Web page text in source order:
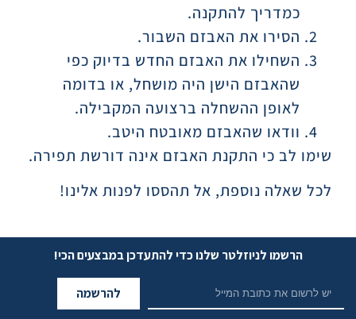
כמדריך להתקנה.
הסירו את האבזם השבור.
השחילו את האבזם החדש בדיוק כפי
שהאבזם הישן היה מושחל, או בדומה
לאופן ההשחלה ברצועה המקבילה.
וודאו שהאבזם מאובטח היטב.
שימו לב כי התקנת האבזם אינה דורשת תפירה.
לכל שאלה נוספת, אל תהססו לפנות אלינו!
הרשמו לניוזלטר שלנו כדי להתעדכן במבצעים הכי!
להרשמה